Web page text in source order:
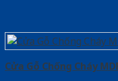
Cửa Gỗ Chống Cháy